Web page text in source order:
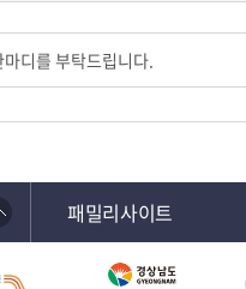
패밀리사이트